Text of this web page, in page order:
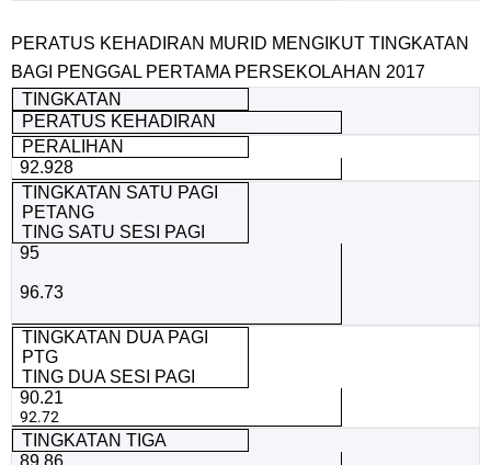
PERATUS KEHADIRAN MURID MENGIKUT TINGKATAN
BAGI PENGGAL PERTAMA PERSEKOLAHAN 2017
TINGKATAN
PERATUS KEHADIRAN
PERALIHAN
92.928
TINGKATAN SATU PAGI
PETANG
TING SATU SESI PAGI
95
96.73
TINGKATAN DUA PAGI
PTG
TING DUA SESI PAGI
90.21
92.72
TINGKATAN TIGA